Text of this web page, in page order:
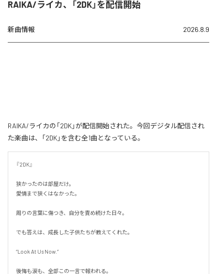
RAIKA/ライカ、「2DK」を配信開始
新曲情報 2026.8.9
RAIKA/ライカの「2DK」が配信開始された。今回デジタル配信され
た楽曲は、「2DK」を含む全1曲となっている。
『2DK』
狭かったのは部屋だけ。
愛情まで狭くはなかった。
周りの言葉に傷つき、自分を責め続けた日々。
でも答えは、成長した子供たちが教えてくれた。
“Look At Us Now.”
後悔も涙も、全部この一言で報われる。